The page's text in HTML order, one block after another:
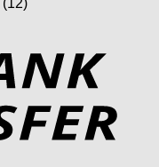
(12)